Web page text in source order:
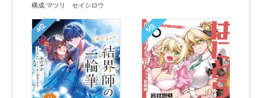
構成 マツリ セイシロウ
4位 5位